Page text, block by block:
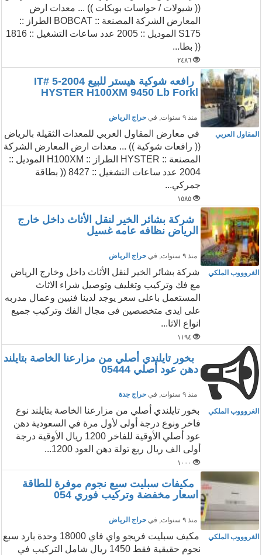
(( شيولات / حواسات بوبكات )) ... معدات ارض
المعارض الشركة المصنعة :: BOBCAT الطراز ::
S175 الموديل :: 2005 عدد ساعات التشغيل :: 1816
(( بطا...
٢٤٨٦
رافعه شوكية هيستر للبيع IT# 5-2004
HYSTER H100XM 9450 Lb Forkl
منذ ٩ سنوات , في حراج الرياض
المقاول العربي
في معارض المقاول العربي للمعدات الثقيلة بالرياض
(( رافعات شوكية )) ... معدات ارض المعارض الشركة
المصنعة :: HYSTER الطراز :: H100XM الموديل ::
2004 عدد ساعات التشغيل :: 8427 (( بطاقة
جمركي...
١٥٨٥
شركة بشائر الخير لنقل الأثاث داخل خارج
الرياض نظافه عامه غسيل
منذ ٩ سنوات , في حراج الرياض
الغروووب الملكي
شركة بشائر الخير لنقل الأثاث داخل وخارج الرياض
مع فك وتركيب وتغليف وتوصيل شراء الاثاث
المستعمل باعلى سعر يوجد لدينا فنيين وعمال مدربه
على ايدى متخصصين فى مجال الفك وتركيب جميع
انواع الاثا...
١١٩٤
بخور تايلندي أصلي من مزارعنا الخاصة بتايلند
دهن عود أصلي 05444
منذ ٩ سنوات , في حراج جدة
الغروووب الملكي
بخور تايلندي أصلي من مزارعنا الخاصة بتايلند نوع
فاخر ونوع درجة أولى لأول مرة في السعودية دهن
عود أصلي الأوقية للفاخر 1200 ريال الأوقية درجة
أولى الف ريال ربع تولة دهن العود 1200...
١٠٠٠
مكيفات سبليت سبع نجوم موفرة للطاقة
اسعار مخفضة وتركيب فوري 054
منذ ٩ سنوات , في حراج الرياض
الغروووب الملكي
مكيف سبليت فريجو واي فاي 18000 وحدة بارد سبع
نجوم حقيقية فقط 1450 ريال شامل التركيب في